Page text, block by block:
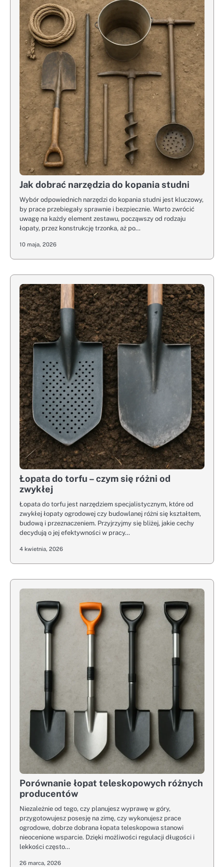
Jak dobrać narzędzia do kopania studni
Wybór odpowiednich narzędzi do kopania studni jest kluczowy,
by prace przebiegały sprawnie i bezpiecznie. Warto zwrócić
uwagę na każdy element zestawu, począwszy od rodzaju
łopaty, przez konstrukcję trzonka, aż po…
10 maja, 2026
Łopata do torfu – czym się różni od
zwykłej
Łopata do torfu jest narzędziem specjalistycznym, które od
zwykłej łopaty ogrodowej czy budowlanej różni się kształtem,
budową i przeznaczeniem. Przyjrzyjmy się bliżej, jakie cechy
decydują o jej efektywności w pracy…
4 kwietnia, 2026
Porównanie łopat teleskopowych różnych
producentów
Niezależnie od tego, czy planujesz wyprawę w góry,
przygotowujesz posesję na zimę, czy wykonujesz prace
ogrodowe, dobrze dobrana łopata teleskopowa stanowi
nieocenione wsparcie. Dzięki możliwości regulacji długości i
lekkości często…
26 marca, 2026